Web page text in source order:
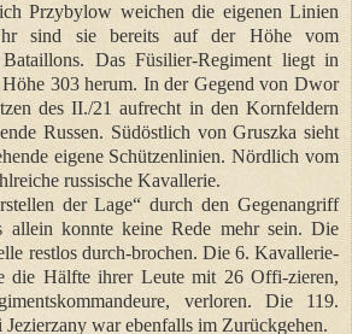
Przybylow weichen die eigenen Linien
sind sie bereits auf der Höhe vom
Das Füsilier-Regiment liegt in
303 herum. In der Gegend von Dwor
des II./21 aufrecht in den Kornfeldern
Russen. Südöstlich von Gruszka sieht
eigene Schützenlinien. Nördlich vom
russische Kavallerie.
der Lage“ durch den Gegenangriff
allein konnte keine Rede mehr sein. Die
restlos durch-brochen. Die 6. Kavallerie-
die Hälfte ihrer Leute mit 26 Offi-zieren,
verloren. Die 119.
war ebenfalls im Zurückgehen.